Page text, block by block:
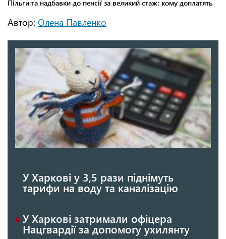
Автор: Олена Павленко
У Харкові у 3,5 рази піднімуть
тарифи на воду та каналізацію
У Харкові затримали офіцера
Нацгвардії за допомогу ухилянту